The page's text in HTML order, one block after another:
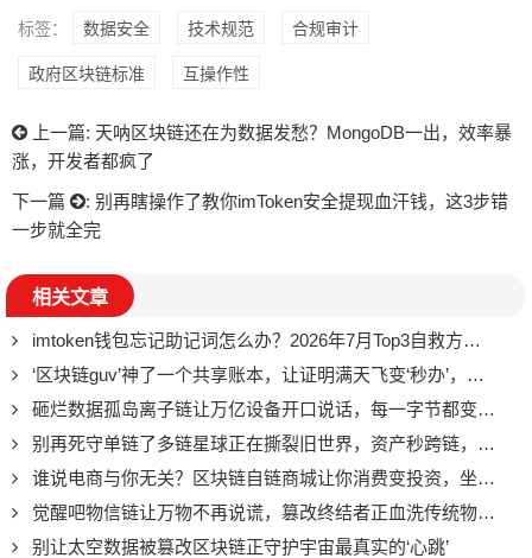
标签： 数据安全 技术规范 合规审计
政府区块链标准 互操作性
上一篇: 天呐区块链还在为数据发愁？MongoDB一出，效率暴
涨，开发者都疯了
下一篇
: 别再瞎操作了教你imToken安全提现血汗钱，这3步错
一步就全完
相关文章
imtoken钱包忘记助记词怎么办？2026年7月Top3自救方案深度测评与避坑指南
‘区块链guv’神了一个共享账本，让证明满天飞变‘秒办’，资金流向全民紧盯
砸烂数据孤岛离子链让万亿设备开口说话，每一字节都变成黄金
别再死守单链了多链星球正在撕裂旧世界，资产秒跨链，资金效率翻倍不是梦
谁说电商与你无关？区块链自链商城让你消费变投资，坐享平台红利
觉醒吧物信链让万物不再说谎，篡改终结者正血洗传统物联网
别让太空数据被篡改区块链正守护宇宙最真实的‘心跳’